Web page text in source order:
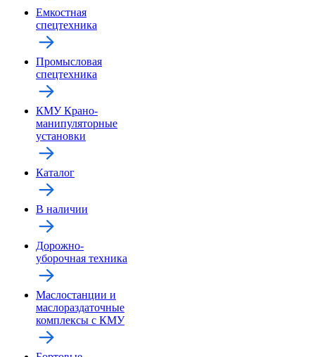
Емкостная
спецтехника
Промысловая
спецтехника
КМУ Крано-
манипуляторные
установки
Каталог
В наличии
Дорожно-
уборочная техника
Маслостанции и
маслораздаточные
комплексы с КМУ